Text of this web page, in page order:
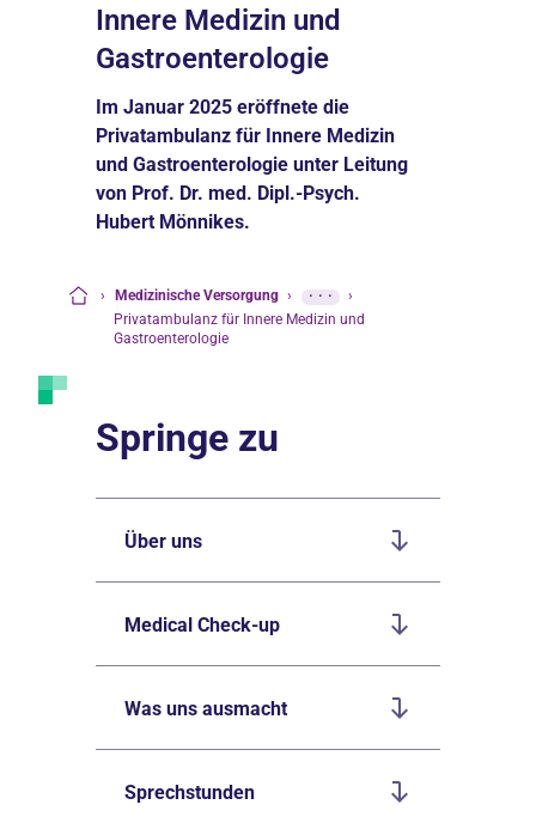
Innere Medizin und
Gastroenterologie
Im Januar 2025 eröffnete die
Privatambulanz für Innere Medizin
und Gastroenterologie unter Leitung
von Prof. Dr. med. Dipl.-Psych.
Hubert Mönnikes.
› Medizinische Versorgung › ···
›
Privatambulanz für Innere Medizin und
Gastroenterologie
Springe zu
Über uns
Medical Check-up
Was uns ausmacht
Sprechstunden